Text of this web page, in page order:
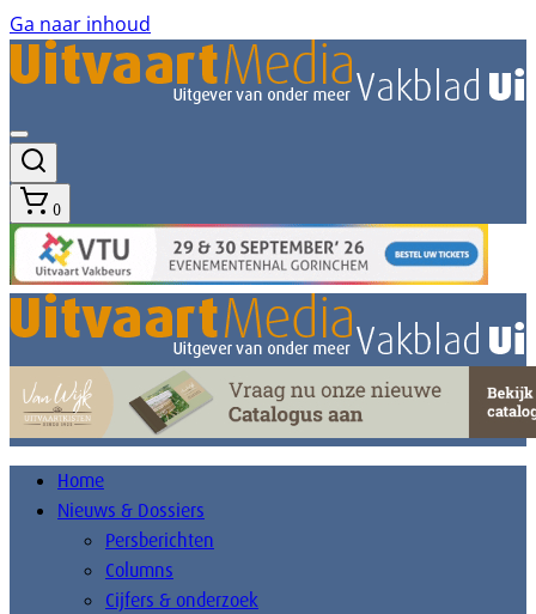
Ga naar inhoud
0
Home
Nieuws & Dossiers
Persberichten
Columns
Cijfers & onderzoek